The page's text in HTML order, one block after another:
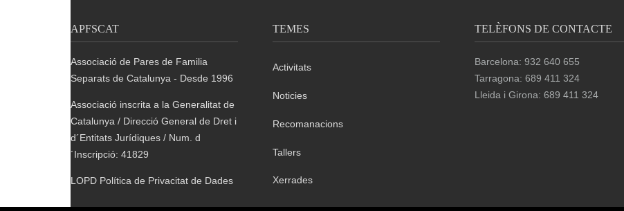
APFSCAT
Associació de Pares de Familia
Separats de Catalunya - Desde 1996
Associació inscrita a la Generalitat de
Catalunya / Direcció General de Dret i
d´Entitats Jurídiques / Num. d
´Inscripció: 41829
LOPD Política de Privacitat de Dades
TEMES
Activitats
Noticies
Recomanacions
Tallers
Xerrades
TELÈFONS DE CONTACTE
Barcelona: 932 640 655
Tarragona: 689 411 324
Lleida i Girona: 689 411 324